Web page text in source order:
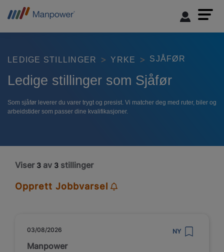
LEDIGE STILLINGER YRKE SJÅFØR
Ledige stillinger som Sjåfør
Som sjåfør leverer du varer trygt og presist. Vi matcher deg med ruter, biler og
arbeidstider som passer dine kvalifikasjoner.
Viser 3 av 3 stillinger
Opprett Jobbvarsel
03/08/2026 NY
Manpower